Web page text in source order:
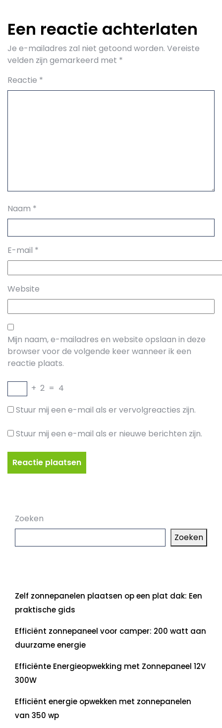
Een reactie achterlaten
Je e-mailadres zal niet getoond worden. Vereiste
velden zijn gemarkeerd met *
Reactie *
Naam *
E-mail *
Website
Mijn naam, e-mailadres en website opslaan in deze
browser voor de volgende keer wanneer ik een
reactie plaats.
+ 2 = 4
Stuur mij een e-mail als er vervolgreacties zijn.
Stuur mij een e-mail als er nieuwe berichten zijn.
Zoeken
Zoeken
Zelf zonnepanelen plaatsen op een plat dak: Een
praktische gids
Efficiënt zonnepaneel voor camper: 200 watt aan
duurzame energie
Efficiënte Energieopwekking met Zonnepaneel 12V
300W
Efficiënt energie opwekken met zonnepanelen
van 350 wp